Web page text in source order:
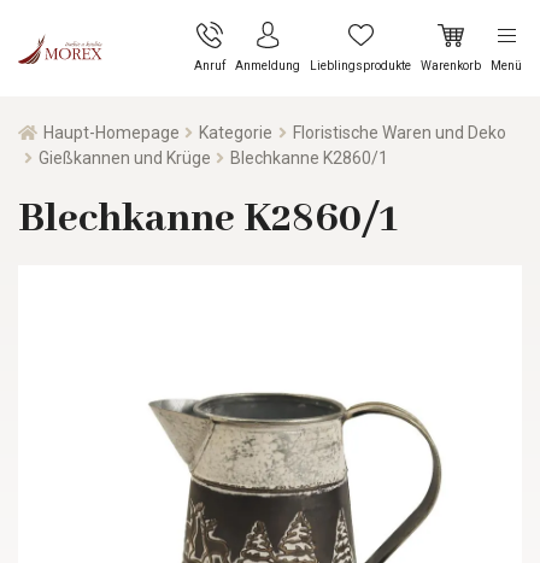
Anruf Anmeldung Lieblingsprodukte Warenkorb Menü
Haupt-Homepage Kategorie
Floristische Waren und Deko
Gießkannen und Krüge
Blechkanne K2860/1
Blechkanne K2860/1